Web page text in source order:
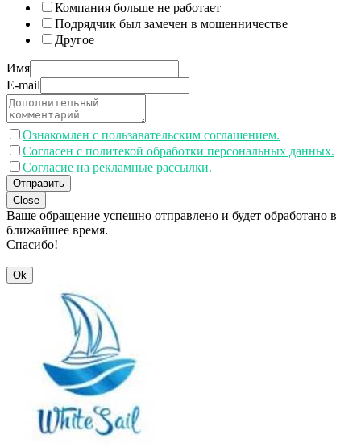
Компания больше не работает
Подрядчик был замечен в мошенничестве
Другое
Имя
E-mail
Ознакомлен с пользавательским соглашением.
Согласен с политекой обработки персональных данных.
Согласие на рекламные рассылки.
Отправить
Close
Ваше обращение успешно отправлено и будет обработано в
ближайшее время.
Спасибо!
Ok